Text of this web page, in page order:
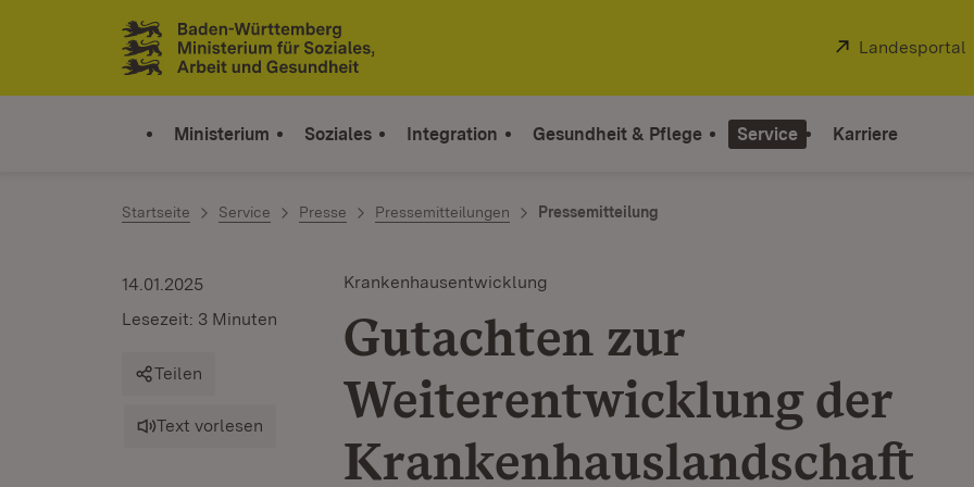
Zum Inhalt springen
Link zur Startseite
Extern:
Landesportal
Ministerium Soziales Integration Gesundheit & Pflege Service Karriere
Startseite Service Presse Pressemitteilungen Pressemitteilung
Krankenhausentwicklung
Gutachten zur
Weiterentwicklung der
Krankenhauslandschaft
14.01.2025
Lesezeit: 3 Minuten
Teilen
Text vorlesen